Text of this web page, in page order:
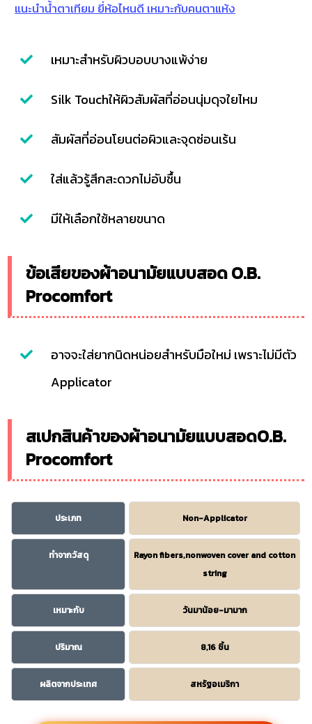
แนะนำน้ำตาเทียม ยี่ห้อไหนดี เหมาะกับคนตาแห้ง
เหมาะสำหรับผิวบอบบางแพ้ง่าย
Silk Touchให้ผิวสัมผัสที่อ่อนนุ่มดุจใยไหม
สัมผัสที่อ่อนโยนต่อผิวและจุดซ่อนเร้น
ใส่แล้วรู้สึกสะดวกไม่อับชื้น
มีให้เลือกใช้หลายขนาด
ข้อเสียของผ้าอนามัยแบบสอด O.B.
Procomfort
อาจจะใส่ยากนิดหน่อยสำหรับมือใหม่ เพราะไม่มีตัว
Applicator
สเปกสินค้าของผ้าอนามัยแบบสอดO.B.
Procomfort
ประเภท Non-Applicator
ทำจากวัสดุ
Rayon fibers,nonwoven cover and cotton
string
เหมาะกับ วันมาน้อย-มามาก
ปริมาณ 8,16 ชิ้น
ผลิตจากประเทศ สหรัฐอเมริกา